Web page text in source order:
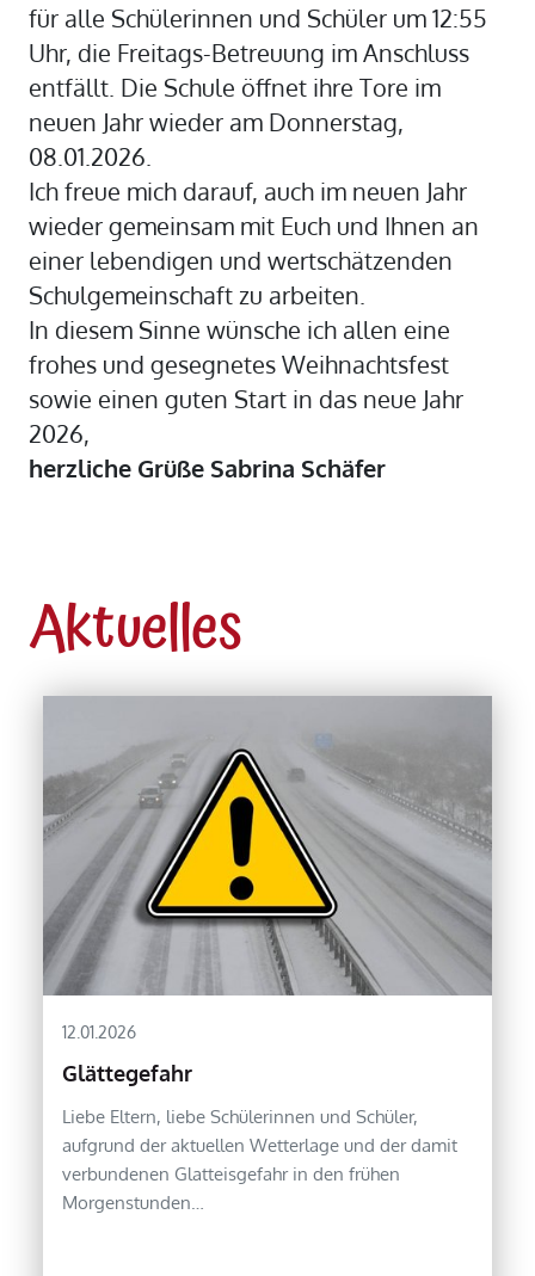
für alle Schülerinnen und Schüler um 12:55
Uhr, die Freitags-Betreuung im Anschluss
entfällt. Die Schule öffnet ihre Tore im
neuen Jahr wieder am Donnerstag,
08.01.2026.
Ich freue mich darauf, auch im neuen Jahr
wieder gemeinsam mit Euch und Ihnen an
einer lebendigen und wertschätzenden
Schulgemeinschaft zu arbeiten.
In diesem Sinne wünsche ich allen eine
frohes und gesegnetes Weihnachtsfest
sowie einen guten Start in das neue Jahr
2026,
herzliche Grüße Sabrina Schäfer
Aktuelles
12.01.2026
Glättegefahr
Liebe Eltern, liebe Schülerinnen und Schüler,
aufgrund der aktuellen Wetterlage und der damit
verbundenen Glatteisgefahr in den frühen
Morgenstunden…